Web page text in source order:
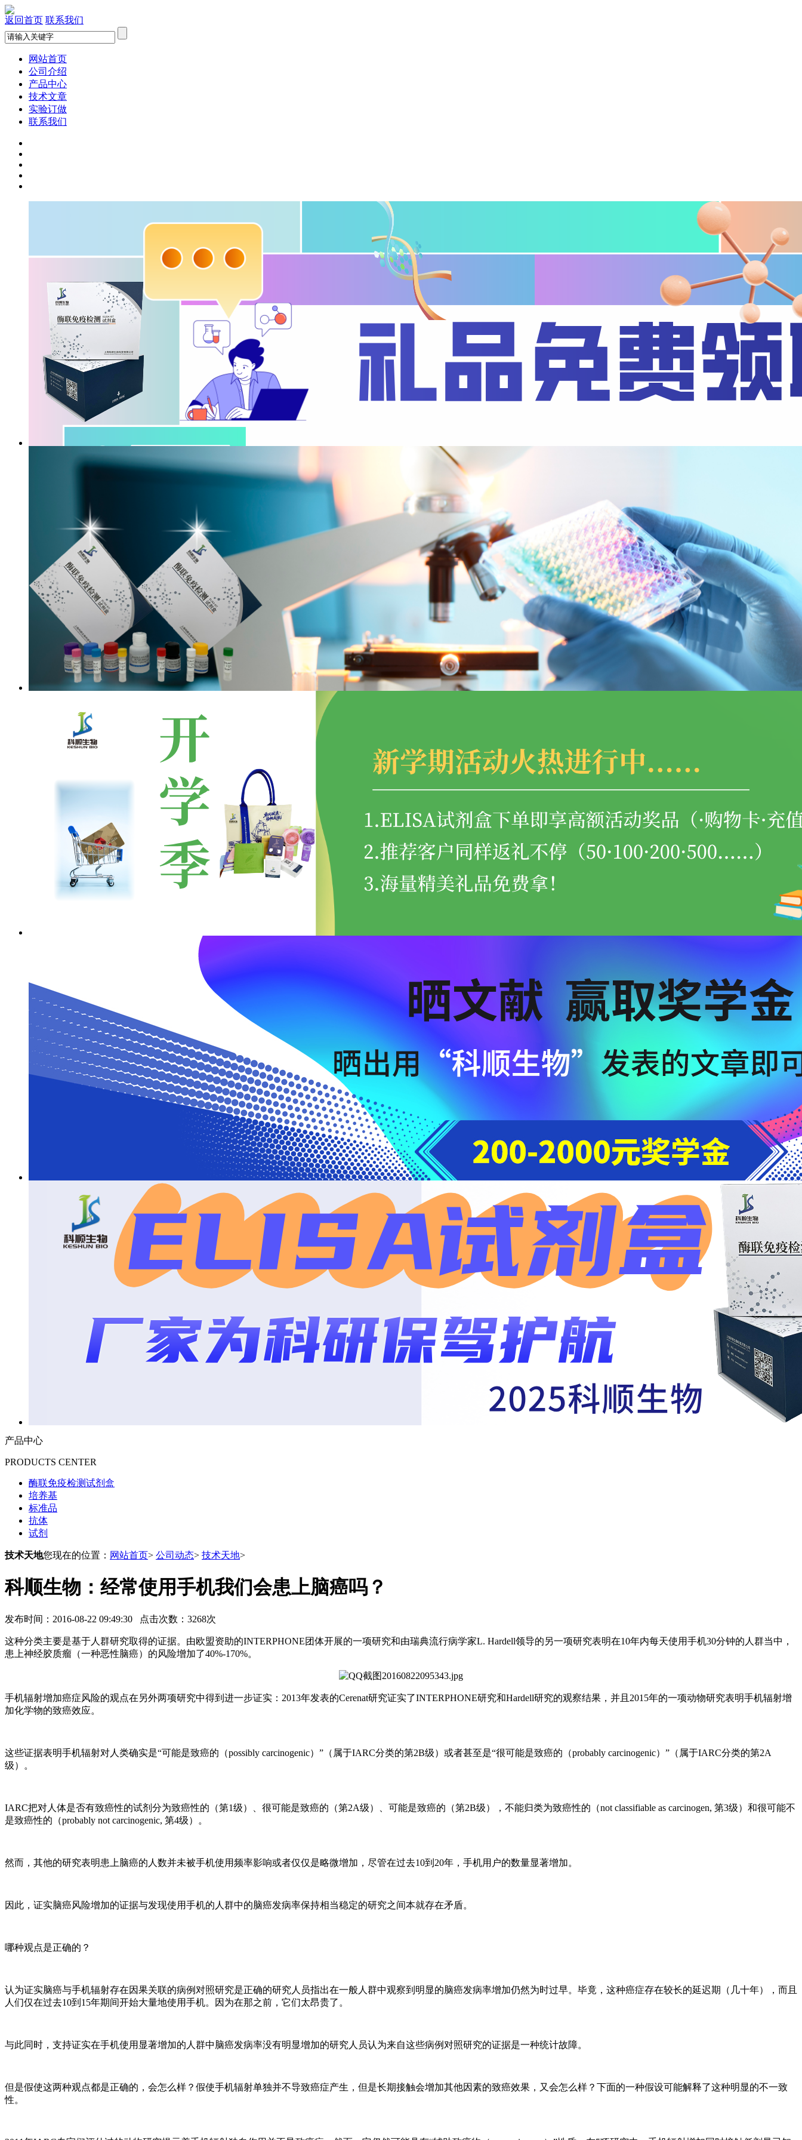
返回首页 联系我们
网站首页
公司介绍
产品中心
技术文章
实验订做
联系我们
产品中心
PRODUCTS CENTER
酶联免疫检测试剂盒
培养基
标准品
抗体
试剂
技术天地您现在的位置： 网站首页> 公司动态> 技术天地>
科顺生物：经常使用手机我们会患上脑癌吗？
发布时间：2016-08-22 09:49:30 点击次数：3268次
这种分类主要是基于人群研究取得的证据。由欧盟资助的INTERPHONE团体开展的一项研究和由瑞典流行病学家L. Hardell领导的另一项研究表明在10年内每天使用手机30分钟的人群当中，
患上神经胶质瘤（一种恶性脑癌）的风险增加了40%-170%。
手机辐射增加癌症风险的观点在另外两项研究中得到进一步证实：2013年发表的Cerenat研究证实了INTERPHONE研究和Hardell研究的观察结果，并且2015年的一项动物研究表明手机辐射增
加化学物的致癌效应。
这些证据表明手机辐射对人类确实是“可能是致癌的（possibly carcinogenic）”（属于IARC分类的第2B级）或者甚至是“很可能是致癌的（probably carcinogenic）”（属于IARC分类的第2A
级）。
IARC把对人体是否有致癌性的试剂分为致癌性的（第1级）、很可能是致癌的（第2A级）、可能是致癌的（第2B级），不能归类为致癌性的（not classifiable as carcinogen, 第3级）和很可能不
是致癌性的（probably not carcinogenic, 第4级）。
然而，其他的研究表明患上脑癌的人数并未被手机使用频率影响或者仅仅是略微增加，尽管在过去10到20年，手机用户的数量显著增加。
因此，证实脑癌风险增加的证据与发现使用手机的人群中的脑癌发病率保持相当稳定的研究之间本就存在矛盾。
哪种观点是正确的？
认为证实脑癌与手机辐射存在因果关联的病例对照研究是正确的研究人员指出在一般人群中观察到明显的脑癌发病率增加仍然为时过早。毕竟，这种癌症存在较长的延迟期（几十年），而且
人们仅在过去10到15年期间开始大量地使用手机。因为在那之前，它们太昂贵了。
与此同时，支持证实在手机使用显著增加的人群中脑癌发病率没有明显增加的研究人员认为来自这些病例对照研究的证据是一种统计故障。
但是假使这两种观点都是正确的，会怎么样？假使手机辐射单独并不导致癌症产生，但是长期接触会增加其他因素的致癌效果，又会怎么样？下面的一种假设可能解释了这种明显的不一致
性。